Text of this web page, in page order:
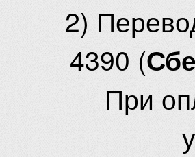
2)
4390 (
При